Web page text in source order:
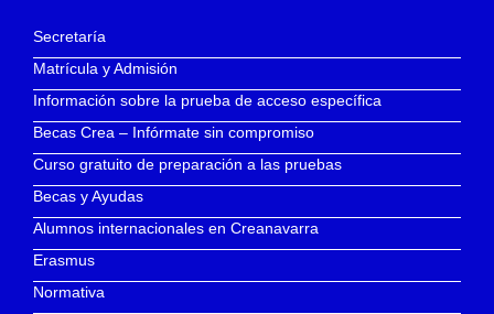
Secretaría
Matrícula y Admisión
Información sobre la prueba de acceso específica
Becas Crea – Infórmate sin compromiso
Curso gratuito de preparación a las pruebas
Becas y Ayudas
Alumnos internacionales en Creanavarra
Erasmus
Normativa